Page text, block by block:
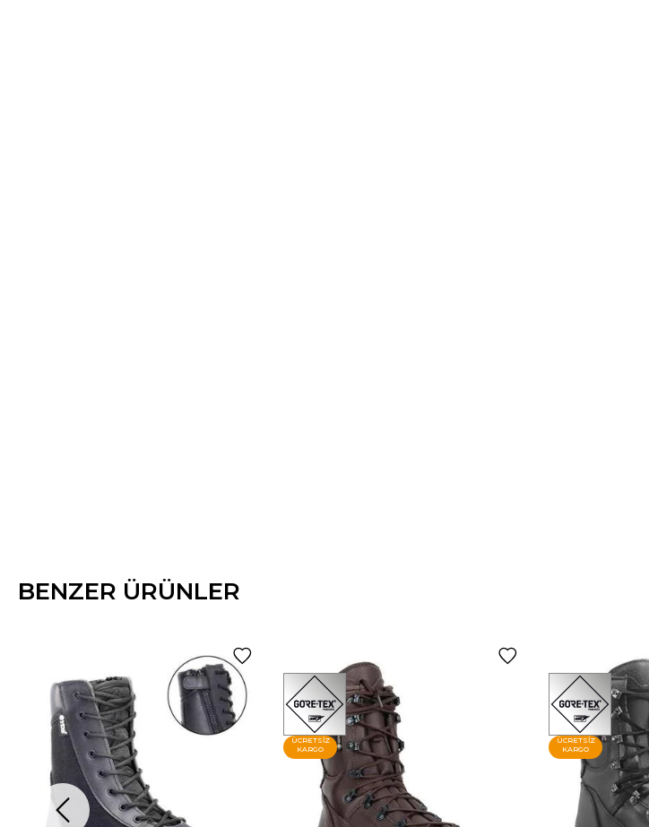
BENZER ÜRÜNLER
ÜCRETSIZ
KARGO
ÜCRETSIZ
KARGO